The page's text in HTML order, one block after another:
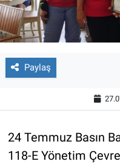
Paylaş
24 Temmuz Basın
118-E Yönetim